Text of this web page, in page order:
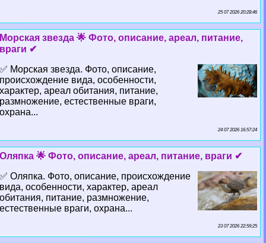
25 07 2026 20:28:46
Морская звезда 🌟 Фото, описание, ареал, питание,
враги ✔
✅ Морская звезда. Фото, описание,
происхождение вида, особенности,
хаpaктер, ареал обитания, питание,
размножение, естественные враги,
охрана...
24 07 2026 16:57:24
Оляпка 🌟 Фото, описание, ареал, питание, враги ✔
✅ Оляпка. Фото, описание, происхождение
вида, особенности, хаpaктер, ареал
обитания, питание, размножение,
естественные враги, охрана...
23 07 2026 22:59:25